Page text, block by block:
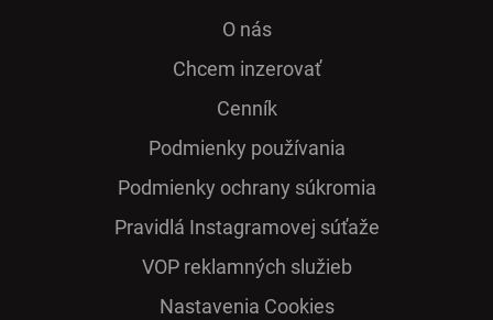
O nás
Chcem inzerovať
Cenník
Podmienky používania
Podmienky ochrany súkromia
Pra­vidlá Ins­ta­gra­mo­vej sú­ťaže
VOP reklamných služieb
Nastavenia Cookies